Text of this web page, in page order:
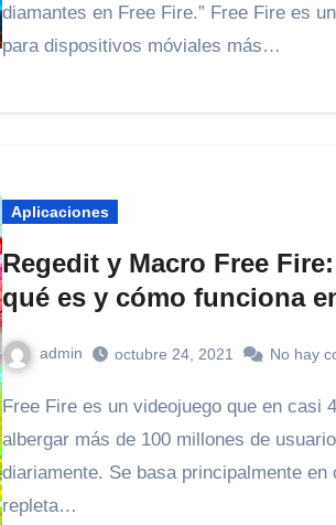
diamantes en Free Fire.” Free Fire es
para dispositivos móviales más…
Aplicaciones
Regedit y Macro Free
qué es y cómo funciona
admin octubre 24, 2021 No hay
Free Fire es un videojuego que en casi 4 años ha logrado
albergar más de 100 millones de
diariamente. Se basa principalmente en
repleta…